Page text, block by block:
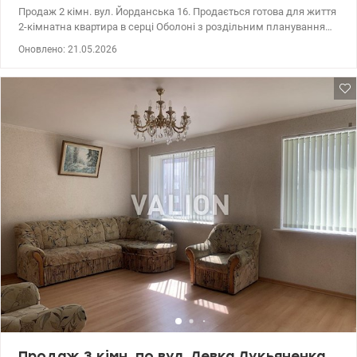
Продаж 2 кімн. вул. Йорданська 16. Продається готова для життя
2-кімнатна квартира в серці Оболоні з роздільним плануванням
Поверх: 8-й з 9-ти. Будинок серії 464. Додатковий простір:
великий засклений балкон (лоджія) та практична кладова. Стан
та комунікації: Опалення: централізоване. Квартира дуже тепла
завдяки зовнішньому утепленню фасаду. Лічильники:
встановлені індивідуальні лічильники на електрику та газ.
Інтернет: проведено, все готово до підключення.
Енергоефективність: встановлені металопластикові вікна. Стан:
охайний житловий стан, у кімнатах виконано ремонт. Санвузол
та кухня в акуратному, чистому стані. Комплектація (що
залишається): Комфорт: встановлені кондиціонер, бойлер
(гаряча вода є завжди) та пральна машина. Меблі: майже всі
меблі залишаються новим власникам дивани, шафи тощо.
Техніка: за домовленістю. Юридична інформація: Один власник:
квартира у власності однієї родини з моменту побудови будинку.
Документи: повністю готові до угоди, прозора історія власності.
Інфраструктура (все у пішій доступності 10-15 хвилин):
Транспорт: метро «Оболонь», зупинка трамвая та велика
Оновлено: 21.05.2026